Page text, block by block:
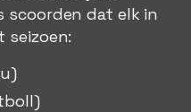
scoorden dat elk in